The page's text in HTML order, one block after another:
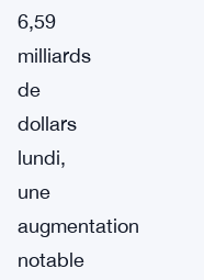
6,59
milliards
de
dollars
lundi,
une
augmentation
notable